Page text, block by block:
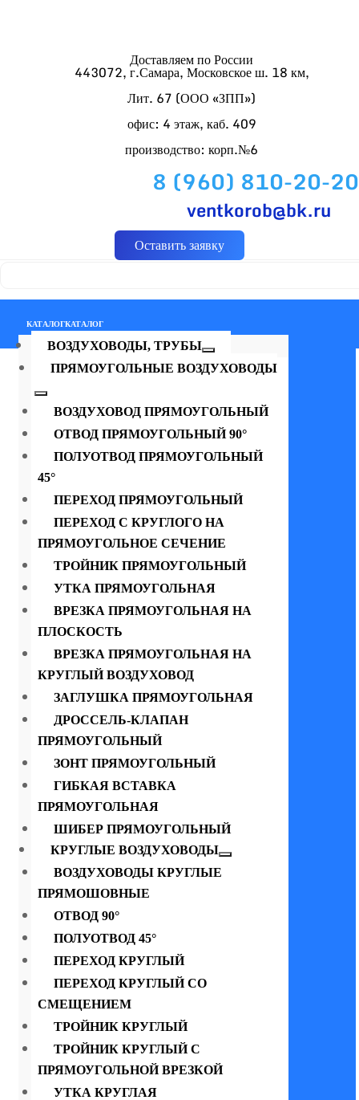
Доставляем по России
443072, г.Самара, Московское ш. 18 км,
Лит. 67 (ООО «ЗПП»)
офис: 4 этаж, каб. 409
производство: корп.№6
8 (960) 810-20-20
ventkorob@bk.ru
Оставить заявку
КАТАЛОГКАТАЛОГ
ВОЗДУХОВОДЫ, ТРУБЫ
ПРЯМОУГОЛЬНЫЕ ВОЗДУХОВОДЫ
ВОЗДУХОВОД ПРЯМОУГОЛЬНЫЙ
ОТВОД ПРЯМОУГОЛЬНЫЙ 90°
ПОЛУОТВОД ПРЯМОУГОЛЬНЫЙ
45°
ПЕРЕХОД ПРЯМОУГОЛЬНЫЙ
ПЕРЕХОД С КРУГЛОГО НА
ПРЯМОУГОЛЬНОЕ СЕЧЕНИЕ
ТРОЙНИК ПРЯМОУГОЛЬНЫЙ
УТКА ПРЯМОУГОЛЬНАЯ
ВРЕЗКА ПРЯМОУГОЛЬНАЯ НА
ПЛОСКОСТЬ
ВРЕЗКА ПРЯМОУГОЛЬНАЯ НА
КРУГЛЫЙ ВОЗДУХОВОД
ЗАГЛУШКА ПРЯМОУГОЛЬНАЯ
ДРОССЕЛЬ-КЛАПАН
ПРЯМОУГОЛЬНЫЙ
ЗОНТ ПРЯМОУГОЛЬНЫЙ
ГИБКАЯ ВСТАВКА
ПРЯМОУГОЛЬНАЯ
ШИБЕР ПРЯМОУГОЛЬНЫЙ
КРУГЛЫЕ ВОЗДУХОВОДЫ
ВОЗДУХОВОДЫ КРУГЛЫЕ
ПРЯМОШОВНЫЕ
ОТВОД 90°
ПОЛУОТВОД 45°
ПЕРЕХОД КРУГЛЫЙ
ПЕРЕХОД КРУГЛЫЙ СО
СМЕЩЕНИЕМ
ТРОЙНИК КРУГЛЫЙ
ТРОЙНИК КРУГЛЫЙ С
ПРЯМОУГОЛЬНОЙ ВРЕЗКОЙ
УТКА КРУГЛАЯ